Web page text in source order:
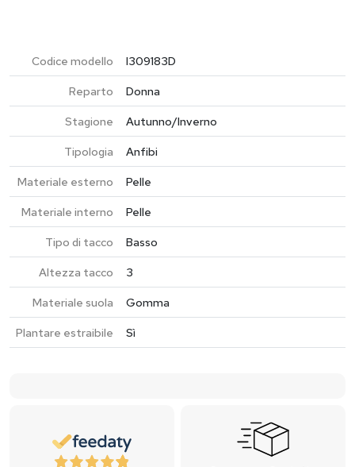
Codice modello
I309183D
Reparto
Donna
Stagione
Autunno/Inverno
Tipologia
Anfibi
Materiale esterno
Pelle
Materiale interno
Pelle
Tipo di tacco
Basso
Altezza tacco
3
Materiale suola
Gomma
Plantare estraibile
Sì